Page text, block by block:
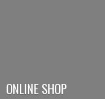
ONLINE SHOP